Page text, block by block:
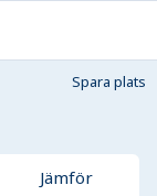
Spara plats
Jämför